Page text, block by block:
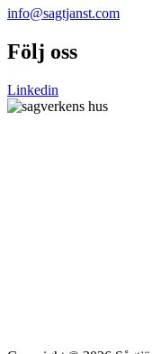
info@sagtjanst.com
Följ oss
Linkedin